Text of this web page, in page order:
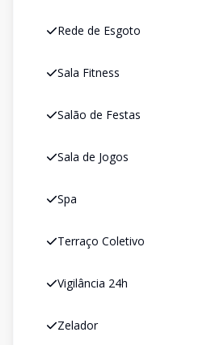
Rede de Esgoto
Sala Fitness
Salão de Festas
Sala de Jogos
Spa
Terraço Coletivo
Vigilância 24h
Zelador